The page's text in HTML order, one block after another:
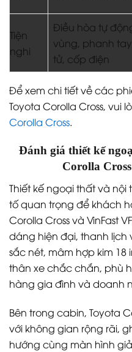
Tiện
nghi
Điều hòa tự
vùng, phanh
tử, cốp điện
Để xem chi tiết về các
Toyota Corolla Cross, vui
Corolla Cross.
Đánh giá thiết kế
Corolla
Thiết kế ngoại thất và
tố quan trọng để khách
Corolla Cross và VinFast
dáng hiện đại, thanh lịch
sắc nét, mâm hợp kim
thân xe chắc chắn, phù
hàng gia đình và doanh
Bên trong cabin, Toyota
với không gian rộng rãi,
hướng cùng màn hình